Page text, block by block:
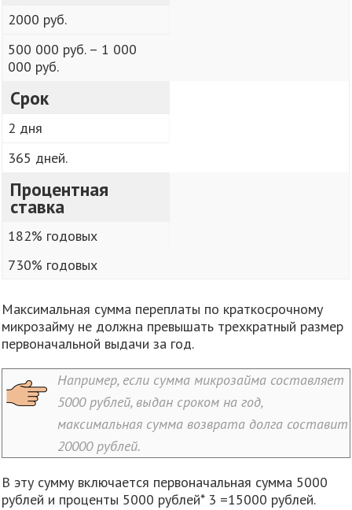
2000 руб.
500 000 руб. – 1 000
000 руб.
Срок
2 дня
365 дней.
Процентная
ставка
182% годовых
730% годовых
Максимальная сумма переплаты по краткосрочному
микрозайму не должна превышать трехкратный размер
первоначальной выдачи за год.
Например, если сумма микрозайма составляет
5000 рублей, выдан сроком на год,
максимальная сумма возврата долга составит
20000 рублей.
В эту сумму включается первоначальная сумма 5000
рублей и проценты 5000 рублей* 3 =15000 рублей.